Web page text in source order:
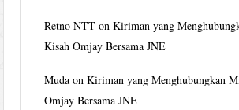
Retno NTT onKiriman yang
Kisah Omjay Bersama JNE
Muda onKiriman yang Menghubungkan
Omjay Bersama JNE